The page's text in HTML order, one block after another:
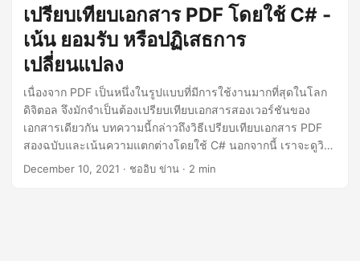
เปรียบเทียบเอกสาร PDF โดยใช้ C# -
เน้น ยอมรับ หรือปฏิเสธการ
เปลี่ยนแปลง
เนื่องจาก PDF เป็นหนึ่งในรูปแบบที่มีการใช้งานมากที่สุดในโลก
ดิจิตอล จึงมักจำเป็นต้องเปรียบเทียบเอกสารสองเวอร์ชันของ
เอกสารเดียวกัน บทความนี้กล่าวถึงวิธีเปรียบเทียบเอกสาร PDF
สองฉบับและเน้นความแตกต่างโดยใช้ C# นอกจากนี้ เราจะดูวิธี
การเปรียบเทียบไฟล์ PDF ที่ป้องกันด้วยรหัสผ่าน ยอมรับและ
December 10, 2021 · ชออิบ ข่าน · 2 min